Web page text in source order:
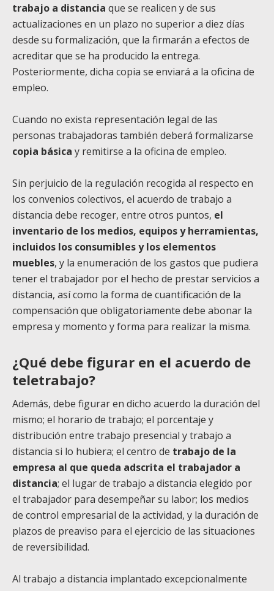
trabajo a distancia que se realicen y de sus
actualizaciones en un plazo no superior a diez días
desde su formalización, que la firmarán a efectos de
acreditar que se ha producido la entrega.
Posteriormente, dicha copia se enviará a la oficina de
empleo.
Cuando no exista representación legal de las
personas trabajadoras también deberá formalizarse
copia básica y remitirse a la oficina de empleo.
Sin perjuicio de la regulación recogida al respecto en
los convenios colectivos, el acuerdo de trabajo a
distancia debe recoger, entre otros puntos, el
inventario de los medios, equipos y herramientas,
incluidos los consumibles y los elementos
muebles, y la enumeración de los gastos que pudiera
tener el trabajador por el hecho de prestar servicios a
distancia, así como la forma de cuantificación de la
compensación que obligatoriamente debe abonar la
empresa y momento y forma para realizar la misma.
¿Qué debe figurar en el acuerdo de
teletrabajo?
Además, debe figurar en dicho acuerdo la duración del
mismo; el horario de trabajo; el porcentaje y
distribución entre trabajo presencial y trabajo a
distancia si lo hubiera; el centro de trabajo de la
empresa al que queda adscrita el trabajador a
distancia; el lugar de trabajo a distancia elegido por
el trabajador para desempeñar su labor; los medios
de control empresarial de la actividad, y la duración de
plazos de preaviso para el ejercicio de las situaciones
de reversibilidad.
Al trabajo a distancia implantado excepcionalmente